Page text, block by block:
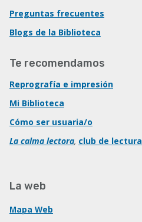
Preguntas frecuentes
Blogs de la Biblioteca
Te recomendamos
Reprografía e impresión
Mi Biblioteca
Cómo ser usuaria/o
La calma lectora, club de lectura
La web
Mapa Web